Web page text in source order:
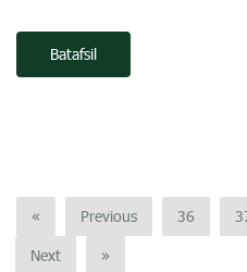
Batafsil
« Previous 36
Next »